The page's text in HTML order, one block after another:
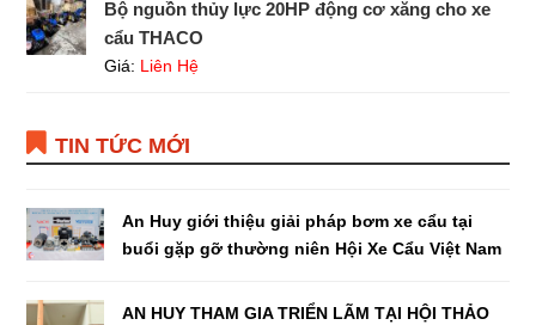
Bộ nguồn thủy lực 20HP động cơ xăng cho xe
cẩu THACO
Giá: Liên Hệ
TIN TỨC MỚI
An Huy giới thiệu giải pháp bơm xe cẩu tại
buổi gặp gỡ thường niên Hội Xe Cẩu Việt Nam
AN HUY THAM GIA TRIỂN LÃM TẠI HỘI THẢO